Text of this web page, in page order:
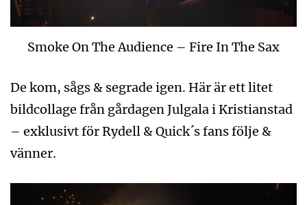
Smoke On The Audience – Fire In The Sax
De kom, sågs & segrade igen. Här är ett litet
bildcollage från gårdagen Julgala i Kristianstad
– exklusivt för Rydell & Quick´s fans följe &
vänner.